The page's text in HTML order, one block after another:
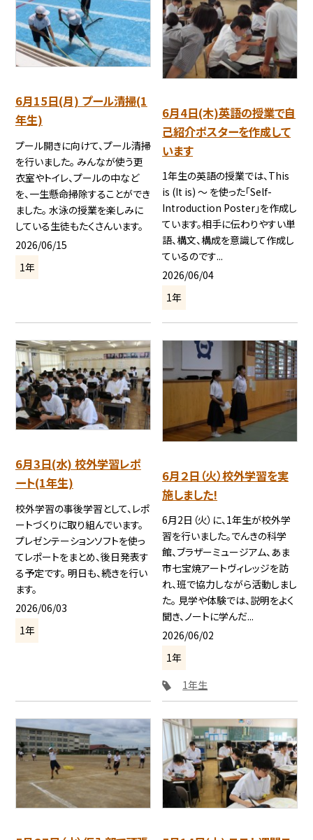
6月15日(月) プール清掃(1
年生)
プール開きに向けて、プール清掃
を行いました。 みんなが使う更
衣室やトイレ、プールの中など
を、一生懸命掃除することができ
ました。 水泳の授業を楽しみに
している生徒もたくさんいます。
2026/06/15
1年
6月4日(木)英語の授業で自
己紹介ポスターを作成して
います
1年生の英語の授業では、This
is (It is) ～ を使った「Self-
Introduction Poster」を作成し
ています。相手に伝わりやすい単
語、構文、構成を意識して作成し
ているのです...
2026/06/04
1年
6月3日(水) 校外学習レポ
ート(1年生)
校外学習の事後学習として、レポ
ートづくりに取り組んでいます。
プレゼンテーションソフトを使っ
てレポートをまとめ、後日発表す
る予定です。 明日も、続きを行い
ます。
2026/06/03
1年
6月２日（火）校外学習を実
施しました!
6月2日（火）に、1年生が校外学
習を行いました。でんきの科学
館、ブラザーミュージアム、あま
市七宝焼アートヴィレッジを訪
れ、班で協力しながら活動しまし
た。 見学や体験では、説明をよく
聞き、ノートに学んだ...
2026/06/02
1年
1年生